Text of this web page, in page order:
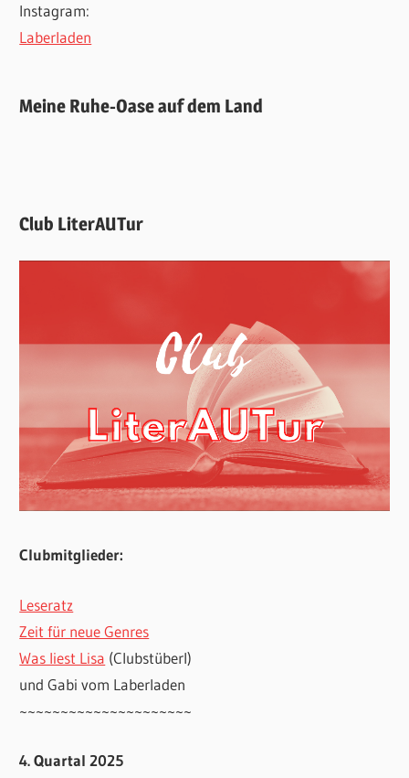
Instagram:
Laberladen
Meine Ruhe-Oase auf dem Land
Club LiterAUTur
Clubmitglieder:
Leseratz
Zeit für neue Genres
Was liest Lisa (Clubstüberl)
und Gabi vom Laberladen
~~~~~~~~~~~~~~~~~~~~~
4. Quartal 2025